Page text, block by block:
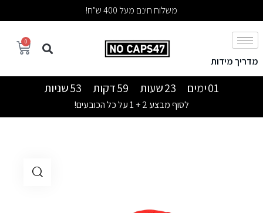
משלוח חינם מעל 400 ש"ח!
מדריך מידות
0
01ימים 23שעות 59דקות 52שניות
לסוף מבצע 2 + 1 על כל הכובעים!